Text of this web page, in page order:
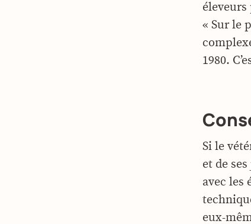
éleveurs
« Sur le
1980.
Si le
et de
avec les
eux-